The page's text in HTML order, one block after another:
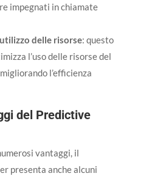
impegnati in chiamate
delle risorse: questo
l’uso delle risorse del
l’efficienza
del Predictive
vantaggi, il
presenta anche alcuni